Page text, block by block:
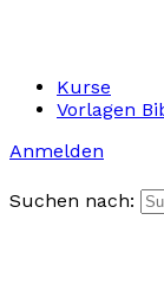
Kurse
Vorlagen
Anmelden
Suchen nach: